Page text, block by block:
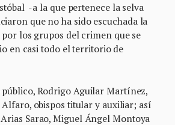
-a la que pertenece la selva
que no ha sido escuchada la
los grupos del crimen que se
en casi todo el territorio de
Rodrigo Aguilar Martínez,
obispos titular y auxiliar; así
Sarao, Miguel Ángel Montoya